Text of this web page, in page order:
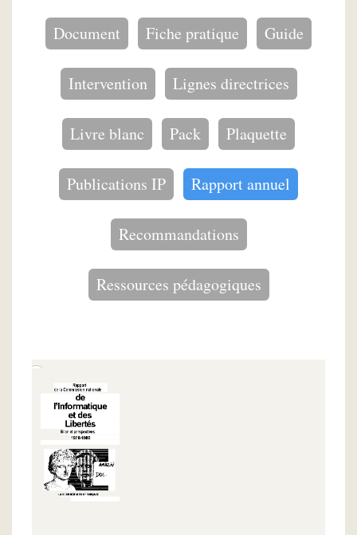
Document Fiche pratique Guide
Intervention Lignes directrices
Livre blanc Pack Plaquette
Publications IP Rapport annuel
Recommandations
Ressources pédagogiques